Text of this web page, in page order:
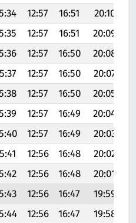
12:57 16:51 20:10
12:57 16:51 20:09
12:57 16:50 20:08
12:57 16:50 20:07
12:57 16:50 20:05
12:57 16:49 20:04
12:57 16:49 20:03
12:56 16:48 20:02
12:56 16:48 20:01
12:56 16:47 19:59
12:56 16:47 19:58